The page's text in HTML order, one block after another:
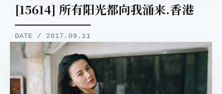
[15614] 所有阳光都向我涌来.香港
DATE / 2017.09.11